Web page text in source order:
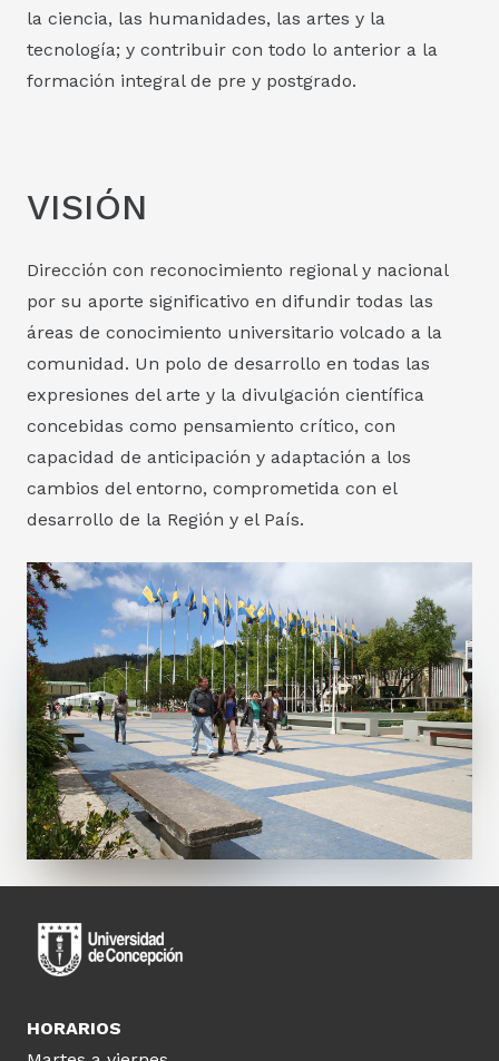
la ciencia, las humanidades, las artes y la
tecnología; y contribuir con todo lo anterior a la
formación integral de pre y postgrado.
VISIÓN
Dirección con reconocimiento regional y nacional
por su aporte significativo en difundir todas las
áreas de conocimiento universitario volcado a la
comunidad. Un polo de desarrollo en todas las
expresiones del arte y la divulgación científica
concebidas como pensamiento crítico, con
capacidad de anticipación y adaptación a los
cambios del entorno, comprometida con el
desarrollo de la Región y el País.
HORARIOS